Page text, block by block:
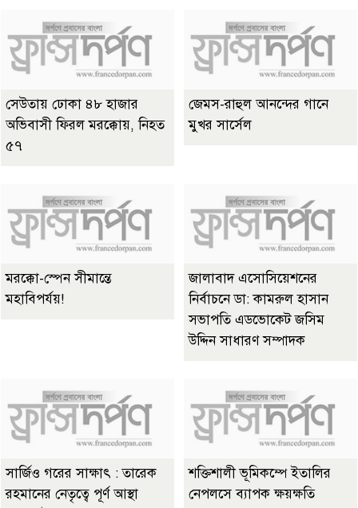
সেউতায় ঢোকা ৪৮ হাজার
অভিবাসী ফিরল মরক্কোয়, নিহত
৫৭
জেমস-রাহুল আনন্দের গানে
মুখর সার্সেল
মরক্কো-স্পেন সীমান্তে
মহাবিপর্যয়!
জালাবাদ এসোসিয়েশনের
নির্বাচনে ডা: কামরুল হাসান
সভাপতি এডভোকেট জসিম
উদ্দিন সাধারণ সম্পাদক
সার্জিও গরের সাক্ষাৎ : তারেক
রহমানের নেতৃত্বে পূর্ণ আস্থা
শক্তিশালী ভূমিকম্পে ইতালির
নেপলসে ব্যাপক ক্ষয়ক্ষতি